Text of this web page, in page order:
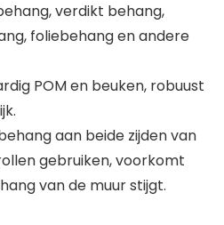
verdikt behang,
foliebehang en andere
POM en beuken, robuust
aan beide zijden van
gebruiken, voorkomt
van de muur stijgt.